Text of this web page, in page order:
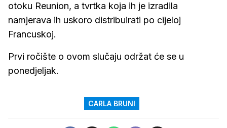
otoku Reunion, a tvrtka koja ih je izradila
namjerava ih uskoro distribuirati po cijeloj
Francuskoj.
Prvi ročište o ovom slučaju održat će se u
ponedjeljak.
CARLA BRUNI